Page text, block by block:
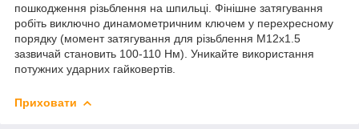
пошкодження різьблення на шпильці. Фінішне затягування
робіть виключно динамометричним ключем у перехресному
порядку (момент затягування для різьблення M12x1.5
зазвичай становить 100-110 Нм). Уникайте використання
потужних ударних гайковертів.
Приховати